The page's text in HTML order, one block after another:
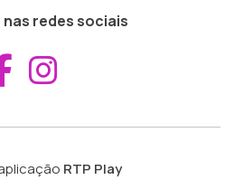
redes sociais
Aceder ao
RTP Play